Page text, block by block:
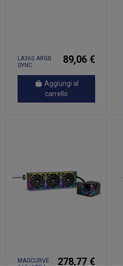
LA360 ARGB
SYNC
89,06 €
Aggiungi al
carrello
MAGCURVE
278,77 €